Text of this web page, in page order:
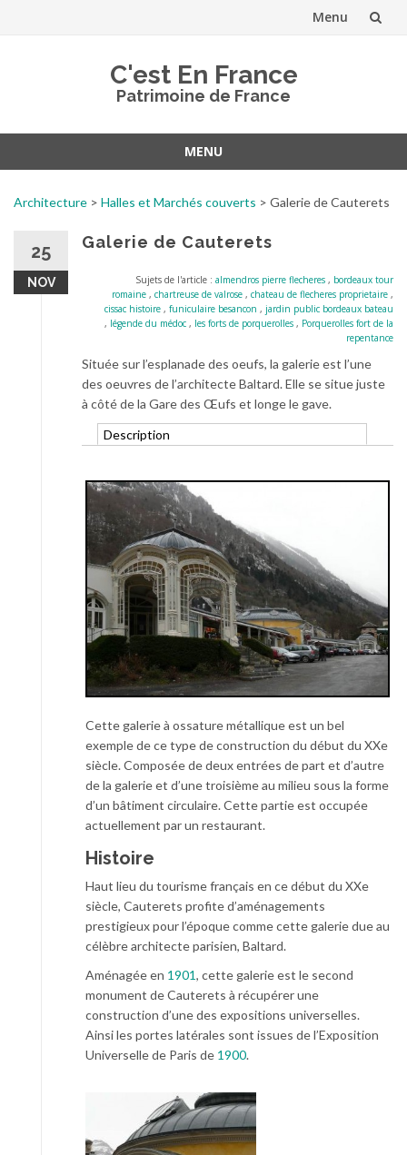
Menu
C'est En France
Patrimoine de France
MENU
Architecture > Halles et Marchés couverts > Galerie de Cauterets
25
NOV
Galerie de Cauterets
Sujets de l'article : almendros pierre flecheres , bordeaux tour
romaine , chartreuse de valrose , chateau de flecheres proprietaire ,
cissac histoire , funiculaire besancon , jardin public bordeaux bateau
, légende du médoc , les forts de porquerolles , Porquerolles fort de la
repentance
Située sur l’esplanade des oeufs, la galerie est l’une
des oeuvres de l’architecte Baltard. Elle se situe juste
à côté de la Gare des Œufs et longe le gave.
Description
Cette galerie à ossature métallique est un bel
exemple de ce type de construction du début du XXe
siècle. Composée de deux entrées de part et d’autre
de la galerie et d’une troisième au milieu sous la forme
d’un bâtiment circulaire. Cette partie est occupée
actuellement par un restaurant.
Histoire
Haut lieu du tourisme français en ce début du XXe
siècle, Cauterets profite d’aménagements
prestigieux pour l’époque comme cette galerie due au
célèbre architecte parisien, Baltard.
Aménagée en 1901, cette galerie est le second
monument de Cauterets à récupérer une
construction d’une des expositions universelles.
Ainsi les portes latérales sont issues de l’Exposition
Universelle de Paris de 1900.